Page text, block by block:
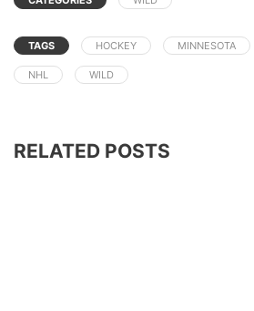
TAGS HOCKEY MINNESOTA
NHL WILD
RELATED POSTS